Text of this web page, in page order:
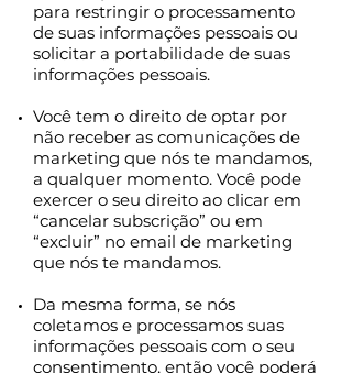
para restringir o processamento
de suas informações pessoais ou
solicitar a portabilidade de suas
informações pessoais.
Você tem o direito de optar por
não receber as comunicações de
marketing que nós te mandamos,
a qualquer momento. Você pode
exercer o seu direito ao clicar em
“cancelar subscrição” ou em
“excluir” no email de marketing
que nós te mandamos.
Da mesma forma, se nós
coletamos e processamos suas
informações pessoais com o seu
consentimento, então você poderá